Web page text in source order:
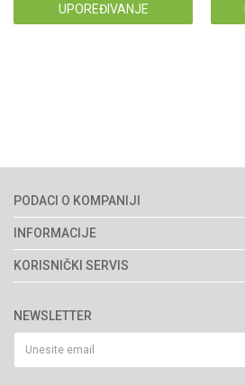
UPOREĐIVANJE
PODACI O KOMPANIJI
Agromarket d.o.o.
Matični broj: 11003826
76300 Bijeljina
066/44-99-00
INFORMACIJE
O nama
Brendovi
Katalozi
Saradnja
KORISNIČKI SERVIS
Politika privatnosti
Kako kupiti
Isporuka
NEWSLETTER